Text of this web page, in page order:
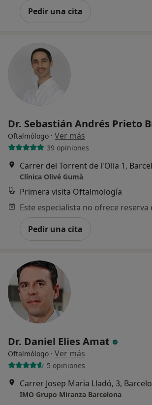
Pedir una cita
Dr. Sebastián Andrés Prieto
Oftalmólogo · Ver más
39 opiniones
Carrer del Torrent de l'Olla 1,
Clínica Olivé Gumà
Primera visita Oftalmología
Pedir una cita
Dr. Daniel Elies Amat
Oftalmólogo · Ver más
5 opiniones
Carrer Josep Maria Lladó, 3,
IMO Grupo Miranza Barcelona